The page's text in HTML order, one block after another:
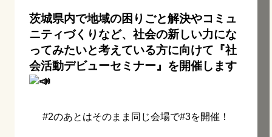
茨城県内で地域の困りごと解決やコミュ
ニティづくりなど、社会の新しい力にな
ってみたいと考えている方に向けて『社
会活動デビューセミナー』を開催します
#2のあとはそのまま同じ会場で#3を開催！